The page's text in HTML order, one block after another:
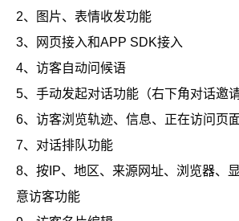
2、图片、表情收发功能
3、网页接入和APP SDK接入
4、访客自动问候语
5、手动发起对话功能（右下角对话邀请
6、访客浏览轨迹、信息、正在访问页
7、对话排队功能
8、按IP、地区、来源网址、浏览器、
意访客功能